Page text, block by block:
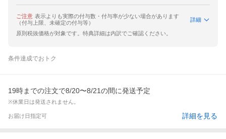
ご注意 表示よりも実際の付与数・付与率が少ない場合があります
（付与上限、未確定の付与等）
詳細
原則税抜価格が対象です。特典詳細は内訳でご確認ください。
条件達成でおトク
19時までの注文で8/20〜8/21の間に発送予定
※休業日は発送されません。
お届け日指定可 詳細を見る